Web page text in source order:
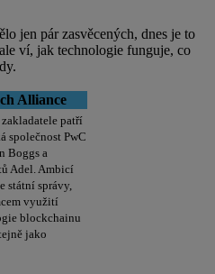
jen pár zasvěcených, dnes je to
ví, jak technologie funguje, co
Alliance
patří
společnost PwC
Boggs a
Adel. Ambicí
státní správy,
využití
blockchainu
jako